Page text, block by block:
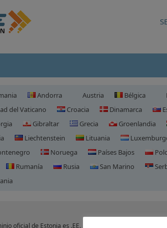
Andorra Austria Bélgica
del Vaticano Croacia Dinamarca
Gibraltar Grecia Groenlandia
Liechtenstein Lituania
Noruega Países Bajos
Rumanía Rusia San Marino
oficial de Estonia es .EE.